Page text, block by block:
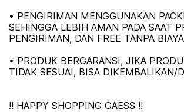
• PENGIRIMAN MENGGUNAKAN
SEHINGGA LEBIH AMAN PADA SAAT
PENGIRIMAN, DAN FREE TANPA
• PRODUK BERGARANSI, JIKA
TIDAK SESUAI, BISA DIKEMBALIKAN/
!! HAPPY SHOPPING GAESS !!